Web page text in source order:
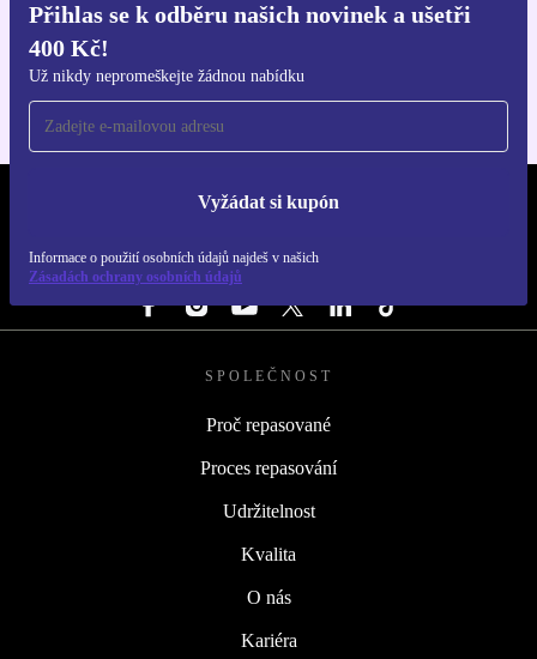
Přihlas se k odběru našich novinek a ušetři
400 Kč!
Už nikdy nepromeškejte žádnou nabídku
Vyžádat si kupón
Informace o použití osobních údajů najdeš v našich
Zásadách ochrany osobních údajů
Stáhni si aplikaci refurbed
REFURBED ČESKO - RETHINK NEW.
SLEDUJ NÁS
SPOLEČNOST
Proč repasované
Proces repasování
Udržitelnost
Kvalita
O nás
Kariéra